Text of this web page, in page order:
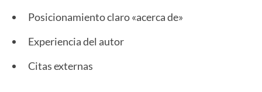
Posicionamiento claro «acerca de»
Experiencia del autor
Citas externas